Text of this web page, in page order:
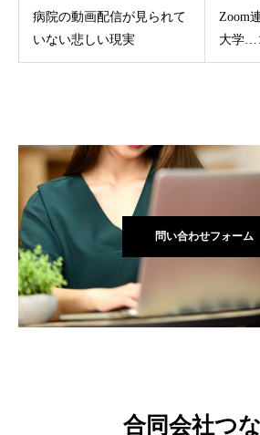
病院の動画配信が見られて
いない悲しい現実
Zoom
大学…
問い合わせフォーム
合同会社つ